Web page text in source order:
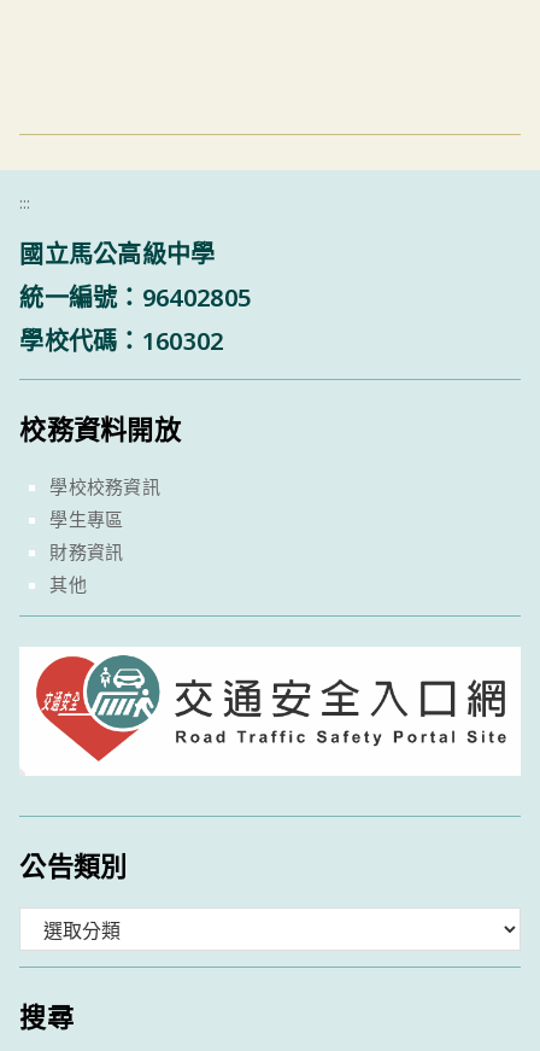
:::
國立馬公高級中學
統一編號：96402805
學校代碼：160302
校務資料開放
學校校務資訊
學生專區
財務資訊
其他
公告類別
類
搜尋